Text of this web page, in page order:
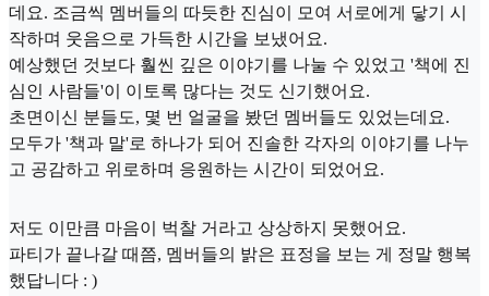
데요. 조금씩 멤버들의 따듯한 진심이 모여 서로에게 닿기 시
작하며 웃음으로 가득한 시간을 보냈어요.
예상했던 것보다 훨씬 깊은 이야기를 나눌 수 있었고 '책에 진
심인 사람들'이 이토록 많다는 것도 신기했어요.
초면이신 분들도, 몇 번 얼굴을 봤던 멤버들도 있었는데요.
모두가 '책과 말'로 하나가 되어 진솔한 각자의 이야기를 나누
고 공감하고 위로하며 응원하는 시간이 되었어요.
저도 이만큼 마음이 벅찰 거라고 상상하지 못했어요.
파티가 끝나갈 때쯤, 멤버들의 밝은 표정을 보는 게 정말 행복
했답니다 : )